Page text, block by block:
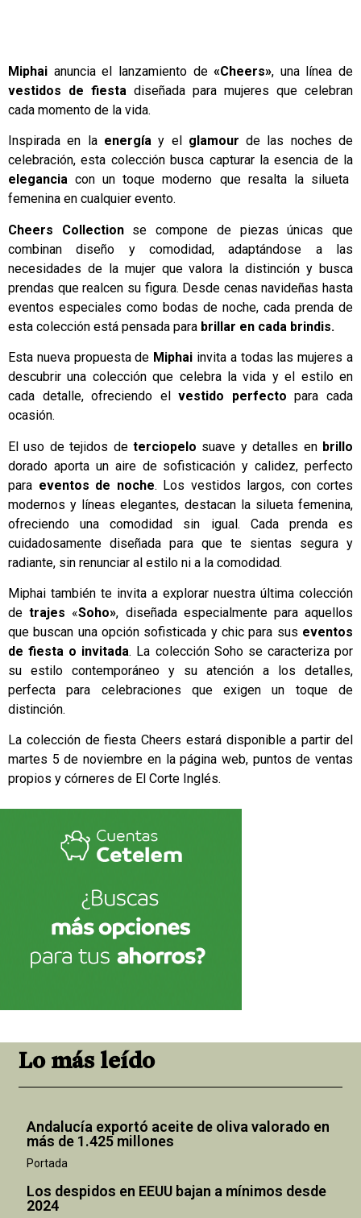
Miphai anuncia el lanzamiento de«Cheers», una línea de
vestidos de fiesta diseñada para mujeres que celebran
cada momento de la vida.
Inspirada en la energíay el glamourde las noches de
celebración, esta colección busca capturar la esencia de la
elegancia con un toque moderno que resalta la silueta
femenina en cualquier evento.
Cheers Collectionse compone de piezas únicas que
combinan diseño y comodidad, adaptándose a las
necesidades de la mujer que valora la distinción y busca
prendas que realcen su figura. Desde cenas navideñas hasta
eventos especiales como bodas de noche, cada prenda de
esta colección está pensada para brillar en cada brindis.
Esta nueva propuesta de Miphai invita a todas las mujeres a
descubrir una colección que celebra la vida y el estilo en
cada detalle, ofreciendo elvestido perfectopara cada
ocasión.
El uso de tejidos deterciopelo suave y detalles en brillo
dorado aporta un aire de sofisticación y calidez, perfecto
para eventos de noche. Los vestidos largos, con cortes
modernos y líneas elegantes, destacan la silueta femenina,
ofreciendo una comodidad sin igual. Cada prenda es
cuidadosamente diseñada para que te sientas segura y
radiante, sin renunciar al estilo ni a la comodidad.
Miphai también te invita a explorar nuestra última colección
detrajes «Soho», diseñada especialmente para aquellos
que buscan una opción sofisticada y chic para sus eventos
de fiesta o invitada. La colección Soho se caracteriza por
su estilo contemporáneo y su atención a los detalles,
perfecta para celebraciones que exigen un toque de
distinción.
La colección de fiesta Cheers estará disponible a partir del
martes 5 de noviembre en la página web, puntos de ventas
propios y córneres de El Corte Inglés.
Lo más leído
Andalucía exportó aceite de oliva valorado en
más de 1.425 millones
Portada
Los despidos en EEUU bajan a mínimos desde
2024